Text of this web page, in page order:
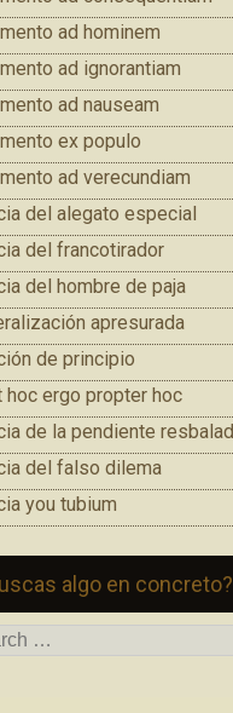
ad hominem
ad ignorantiam
ad nauseam
ex populo
ad verecundiam
del alegato especial
del francotirador
del hombre de paja
apresurada
de principio
hoc ergo propter hoc
de la pendiente
del falso dilema
you tubium
algo en concreto?